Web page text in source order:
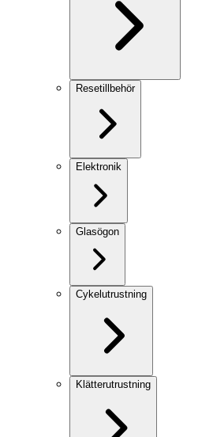
Resetillbehör
Elektronik
Glasögon
Cykelutrustning
Klätterutrustning